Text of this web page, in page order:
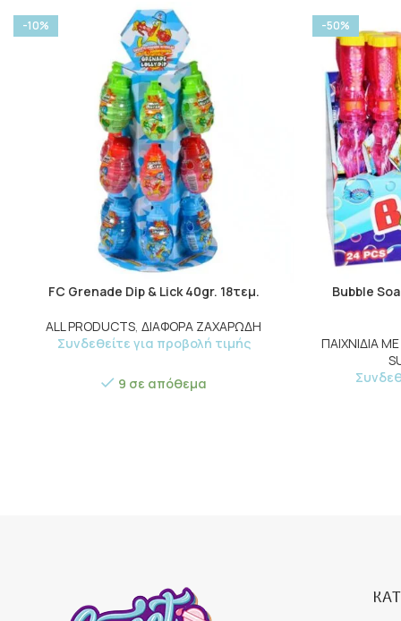
-10%
FC Grenade Dip & Lick 40gr. 18τεμ.
ALL PRODUCTS ,ΔΙΑΦΟΡΑ ΖΑΧΑΡΩΔΗ
Συνδεθείτε για προβολή τιμής
9 σε απόθεμα
-50%
Bubble
ΠΑΙΧΝΙΔΙΑ